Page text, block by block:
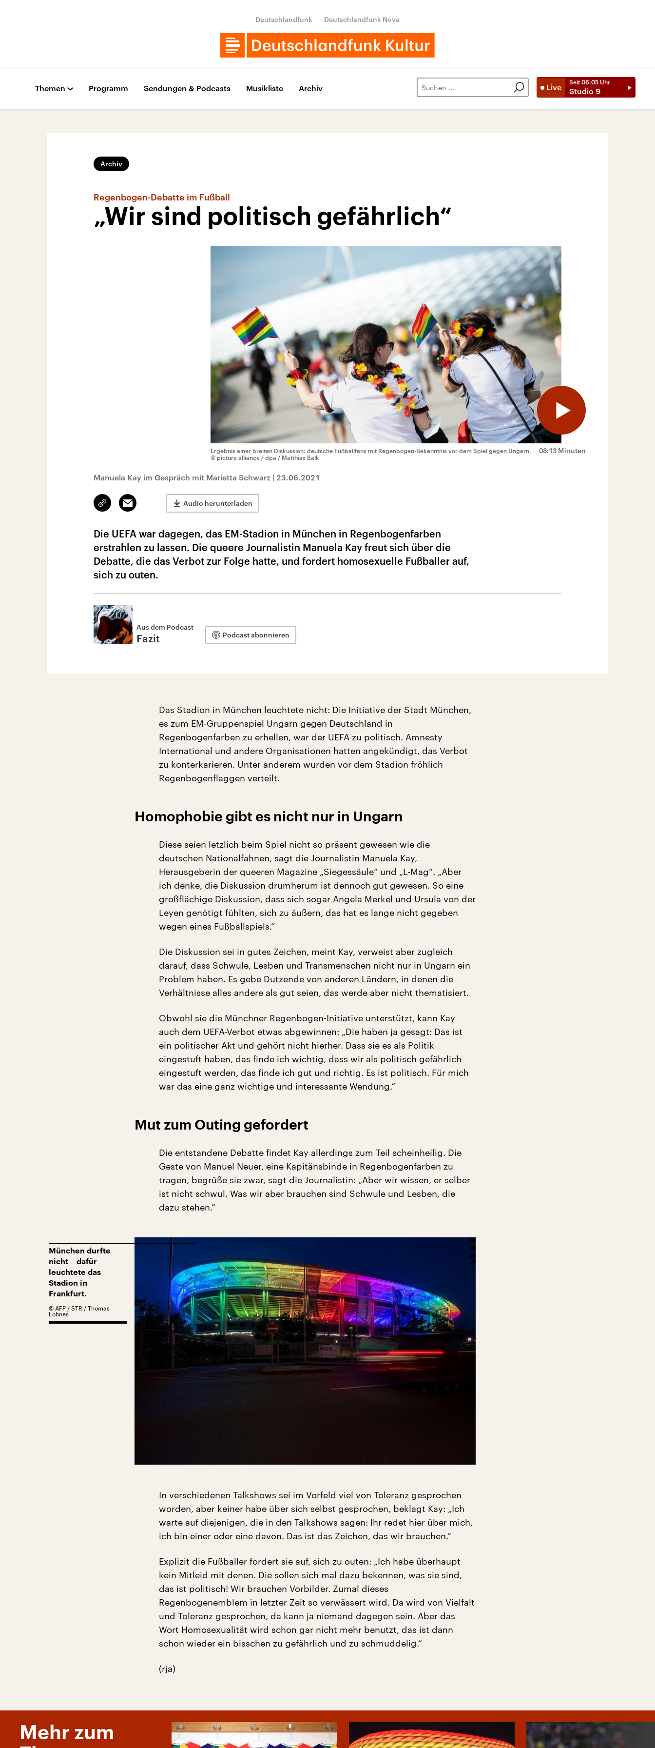
Deutschlandfunk Deutschlandfunk Nova
Live
Seit 06:05 Uhr
Studio 9
Themen Programm Sendungen & Podcasts Musikliste Archiv
Archiv
Regenbogen-Debatte im Fußball
„Wir sind politisch gefährlich“
08:13 Minuten
Ergebnis einer breiten Diskussion: deutsche Fußballfans mit Regenbogen-Bekenntnis vor dem Spiel gegen Ungarn.
© picture alliance / dpa / Matthias Balk
Manuela Kay im Gespräch mit Marietta Schwarz | 23.06.2021
Link
kopieren/teilen
Email Audio herunterladen
Die UEFA war dagegen, das EM-Stadion in München in Regenbogenfarben
erstrahlen zu lassen. Die queere Journalistin Manuela Kay freut sich über die
Debatte, die das Verbot zur Folge hatte, und fordert homosexuelle Fußballer auf,
sich zu outen.
Aus dem Podcast
Fazit Podcast abonnieren
Das Stadion in München leuchtete nicht: Die Initiative der Stadt München,
es zum EM-Gruppenspiel Ungarn gegen Deutschland in
Regenbogenfarben zu erhellen, war der UEFA zu politisch. Amnesty
International und andere Organisationen hatten angekündigt, das Verbot
zu konterkarieren. Unter anderem wurden vor dem Stadion fröhlich
Regenbogenflaggen verteilt.
Homophobie gibt es nicht nur in Ungarn
Diese seien letzlich beim Spiel nicht so präsent gewesen wie die
deutschen Nationalfahnen, sagt die Journalistin Manuela Kay,
Herausgeberin der queeren Magazine „Siegessäule“ und „L-Mag“. „Aber
ich denke, die Diskussion drumherum ist dennoch gut gewesen. So eine
großflächige Diskussion, dass sich sogar Angela Merkel und Ursula von der
Leyen genötigt fühlten, sich zu äußern, das hat es lange nicht gegeben
wegen eines Fußballspiels.“
Die Diskussion sei in gutes Zeichen, meint Kay, verweist aber zugleich
darauf, dass Schwule, Lesben und Transmenschen nicht nur in Ungarn ein
Problem haben. Es gebe Dutzende von anderen Ländern, in denen die
Verhältnisse alles andere als gut seien, das werde aber nicht thematisiert.
Obwohl sie die Münchner Regenbogen-Initiative unterstützt, kann Kay
auch dem UEFA-Verbot etwas abgewinnen: „Die haben ja gesagt: Das ist
ein politischer Akt und gehört nicht hierher. Dass sie es als Politik
eingestuft haben, das finde ich wichtig, dass wir als politisch gefährlich
eingestuft werden, das finde ich gut und richtig. Es ist politisch. Für mich
war das eine ganz wichtige und interessante Wendung.“
Mut zum Outing gefordert
Die entstandene Debatte findet Kay allerdings zum Teil scheinheilig. Die
Geste von Manuel Neuer, eine Kapitänsbinde in Regenbogenfarben zu
tragen, begrüße sie zwar, sagt die Journalistin: „Aber wir wissen, er selber
ist nicht schwul. Was wir aber brauchen sind Schwule und Lesben, die
dazu stehen.“
München durfte
nicht – dafür
leuchtete das
Stadion in
Frankfurt.
© AFP / STR / Thomas
Lohnes
In verschiedenen Talkshows sei im Vorfeld viel von Toleranz gesprochen
worden, aber keiner habe über sich selbst gesprochen, beklagt Kay: „Ich
warte auf diejenigen, die in den Talkshows sagen: Ihr redet hier über mich,
ich bin einer oder eine davon. Das ist das Zeichen, das wir brauchen.“
Explizit die Fußballer fordert sie auf, sich zu outen: „Ich habe überhaupt
kein Mitleid mit denen. Die sollen sich mal dazu bekennen, was sie sind,
das ist politisch! Wir brauchen Vorbilder. Zumal dieses
Regenbogenemblem in letzter Zeit so verwässert wird. Da wird von Vielfalt
und Toleranz gesprochen, da kann ja niemand dagegen sein. Aber das
Wort Homosexualität wird schon gar nicht mehr benutzt, das ist dann
schon wieder ein bisschen zu gefährlich und zu schmuddelig.“
(rja)
Mehr zum